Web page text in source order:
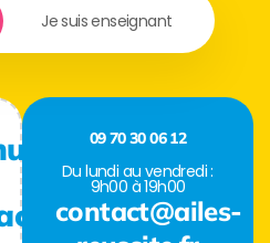
Je suis enseignant
09 70 30 06 12
Du lundi au vendredi :
9h00 à 19h00
contact@ailes-